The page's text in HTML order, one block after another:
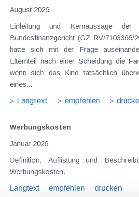
August 2026
Einleitung und Kernaussage der
Bundesfinanzgericht (GZ RV/7103366/
hatte sich mit der Frage
Elternteil nach einer Scheidung die
wenn sich das Kind tatsächlich
eines...
Langtext
empfehlen
Werbungskosten
Januar 2026
Definition, Auflistung und
Werbungskosten.
Langtext
empfehlen drucken